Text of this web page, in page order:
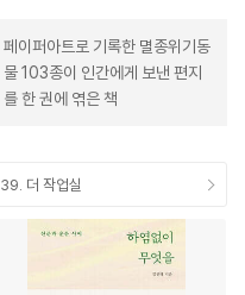
페이퍼아트로 기록한 멸종위기동
물 103종이 인간에게 보낸 편지
를 한 권에 엮은 책
39. 더 작업실